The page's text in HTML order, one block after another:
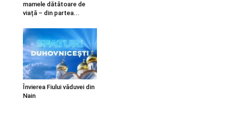
mamele dătătoare de
viață – din partea...
Învierea Fiului văduvei din
Nain